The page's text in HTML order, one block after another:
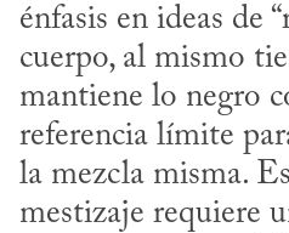
énfasis en ideas de
cuerpo, al mismo
mantiene lo negro
referencia límite
la mezcla misma.
mestizaje requiere